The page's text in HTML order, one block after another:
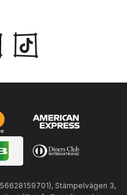
Stämpelvägen 3,